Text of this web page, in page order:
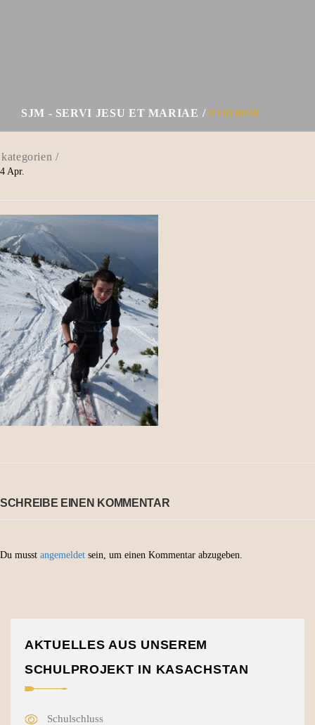
SJM - SERVI JESU ET MARIAE P1010038
4 Apr.
SCHREIBE EINEN KOMMENTAR
Du musst angemeldet sein, um einen Kommentar abzugeben.
AKTUELLES AUS UNSEREM
SCHULPROJEKT IN KASACHSTAN
Schulschluss